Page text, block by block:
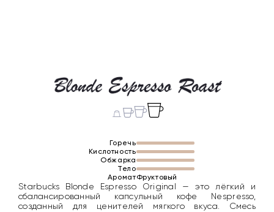
Горечь
Кислотность
Обжарка
Тело
АроматФруктовый
Starbucks Blonde Espresso Original — это лёгкий и
сбалансированный капсульный кофе Nespresso,
созданный для ценителей мягкого вкуса. Смесь